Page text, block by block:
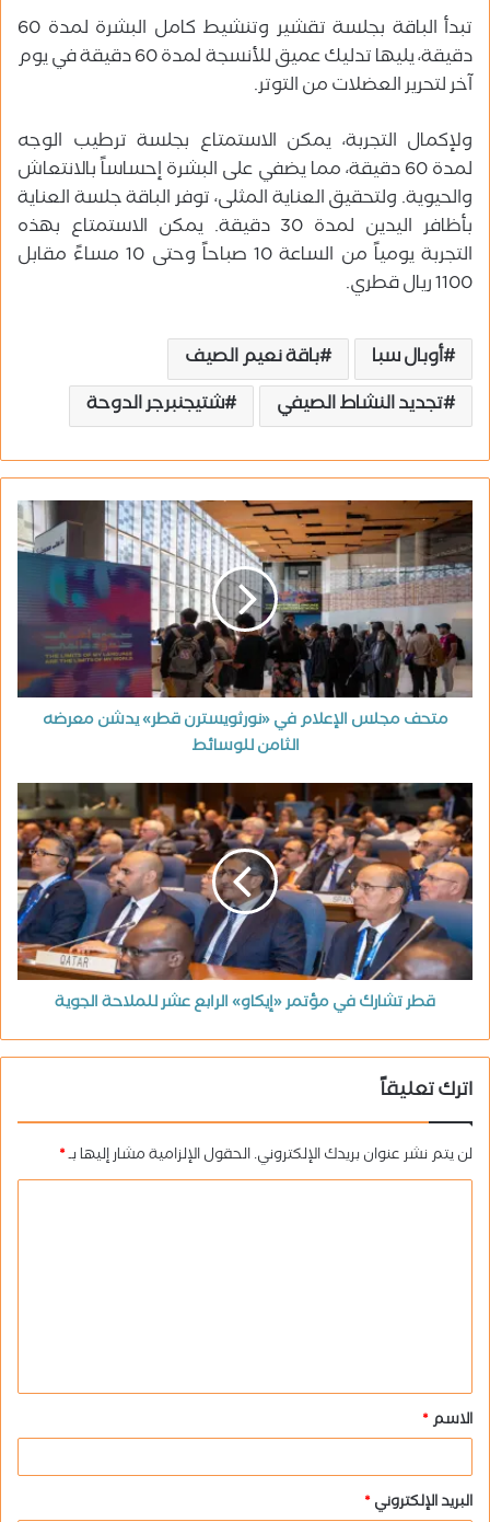
تبدأ الباقة بجلسة تقشير وتنشيط كامل البشرة لمدة 60
دقيقة، يليها تدليك عميق للأنسجة لمدة 60 دقيقة في يوم
آخر لتحرير العضلات من التوتر.
ولإكمال التجربة، يمكن الاستمتاع بجلسة ترطيب الوجه
لمدة 60 دقيقة، مما يضفي على البشرة إحساساً بالانتعاش
والحيوية. ولتحقيق العناية المثلى، توفر الباقة جلسة العناية
بأظافر اليدين لمدة 30 دقيقة. يمكن الاستمتاع بهذه
التجربة يومياً من الساعة 10 صباحاً وحتى 10 مساءً مقابل
1100 ريال قطري.
أوبال سبا
باقة نعيم الصيف
تجديد النشاط الصيفي
شتيجنبرجر الدوحة
متحف مجلس الإعلام في «نورثويسترن قطر» يدشن معرضه
الثامن للوسائط
قطر تشارك في مؤتمر «إيكاو» الرابع عشر للملاحة الجوية
اترك تعليقاً
لن يتم نشر عنوان بريدك الإلكتروني.الحقول الإلزامية مشار إليها بـ*
ق
*
الاسم*
البريد الإلكتروني*